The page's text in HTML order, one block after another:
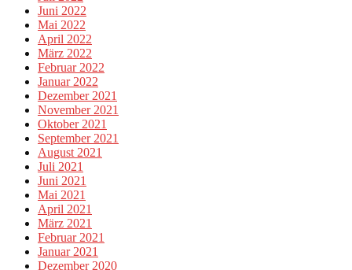
Juni 2022
Mai 2022
April 2022
März 2022
Februar 2022
Januar 2022
Dezember 2021
November 2021
Oktober 2021
September 2021
August 2021
Juli 2021
Juni 2021
Mai 2021
April 2021
März 2021
Februar 2021
Januar 2021
Dezember 2020